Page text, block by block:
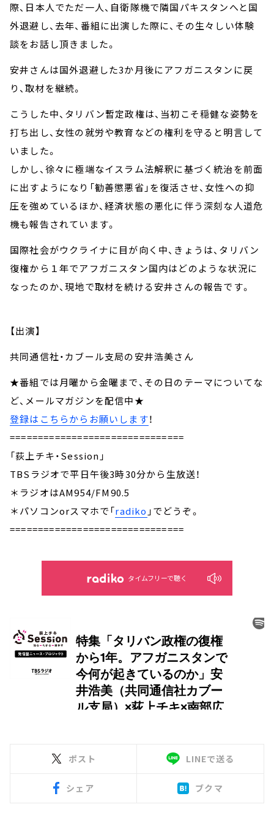
際、日本人でただ一人、自衛隊機で隣国パキスタンへと国
外退避し、去年、番組に出演した際に、その生々しい体験
談をお話し頂きました。
安井さんは国外退避した3か月後にアフガニスタンに戻
り、取材を継続。
こうした中、タリバン暫定政権は、当初こそ穏健な姿勢を
打ち出し、女性の就労や教育などの権利を守ると明言して
いました。
しかし、徐々に極端なイスラム法解釈に基づく統治を前面
に出すようになり「勧善懲悪省」を復活させ、女性への抑
圧を強めているほか、経済状態の悪化に伴う深刻な人道危
機も報告されています。
国際社会がウクライナに目が向く中、きょうは、タリバン
復権から１年でアフガニスタン国内はどのような状況に
なったのか、現地で取材を続ける安井さんの報告です。
【出演】
共同通信社・カブール支局の安井浩美さん
★番組では月曜から金曜まで、その日のテーマについてな
ど、メールマガジンを配信中★
登録はこちらからお願いします！
===============================
「荻上チキ・Session」
TBSラジオで平日午後3時30分から生放送！
＊ラジオはAM954/FM90.5
＊パソコンorスマホで「radiko 」でどうぞ。
===============================
タイムフリーで聴く
ポスト LINEで送る
シェア ブクマ